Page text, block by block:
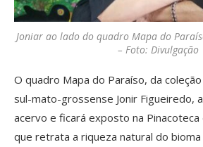
Joniar ao lado do quadro Mapa do
– Foto: Divulgação
O quadro Mapa do Paraíso, da
sul-mato-grossense Jonir Figueiredo,
acervo e ficará exposto na Pinacoteca
que retrata a riqueza natural do